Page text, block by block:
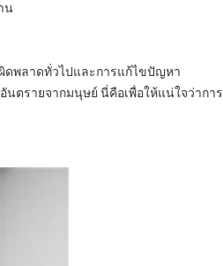
น
ดพลาดทั่วไปและการแก้ไขปัญหา
นตรายจากมนุษย์ นี่คือเพื่อให้แน่ใจว่าการ